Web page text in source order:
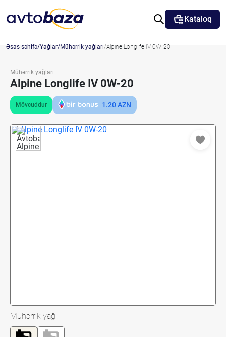
Kataloq
Əsas səhifə Yağlar Mühərrik yağları Alpine Longlife IV 0W-20
Mühərrik yağları
Alpine Longlife IV 0W-20
Mövcuddur 1.20AZN
Mühərrik yağı: